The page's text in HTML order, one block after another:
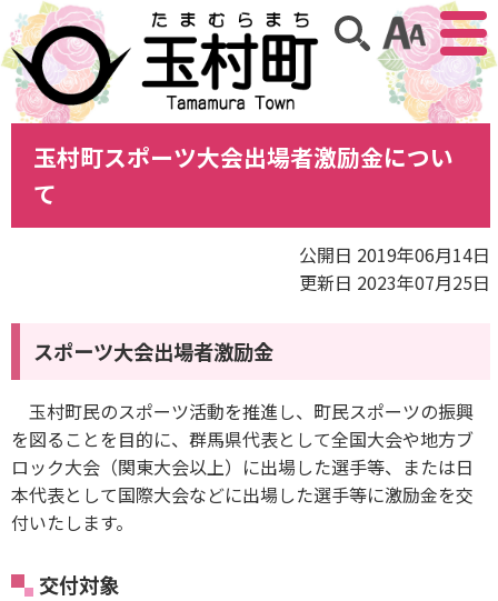
アクセ
サイト内検索
玉村町スポーツ大会出場者激励金につい
て
公開日 2019年06月14日
更新日 2023年07月25日
スポーツ大会出場者激励金
玉村町民のスポーツ活動を推進し、町民スポーツの振興
を図ることを目的に、群馬県代表として全国大会や地方ブ
ロック大会（関東大会以上）に出場した選手等、または日
本代表として国際大会などに出場した選手等に激励金を交
付いたします。
交付対象